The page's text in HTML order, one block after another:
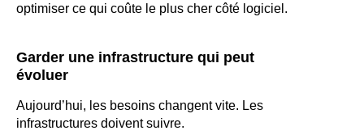
optimiser ce qui coûte le plus cher côté logiciel.
Garder une infrastructure qui peut
évoluer
Aujourd’hui, les besoins changent vite. Les
infrastructures doivent suivre.